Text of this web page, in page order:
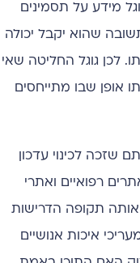
מידע על תסמינים
שהוא יקבל יכולה
לכן גוגל החליטה שאי
אופן שבו מתייחסים
שזכה לכינוי עדכון
רפואיים ואתרי
תקופה הדרישות
איכות אנושיים